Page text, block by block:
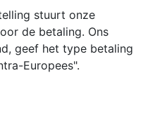
stuurt onze
de betaling. Ons
geef het type betaling
Europees".